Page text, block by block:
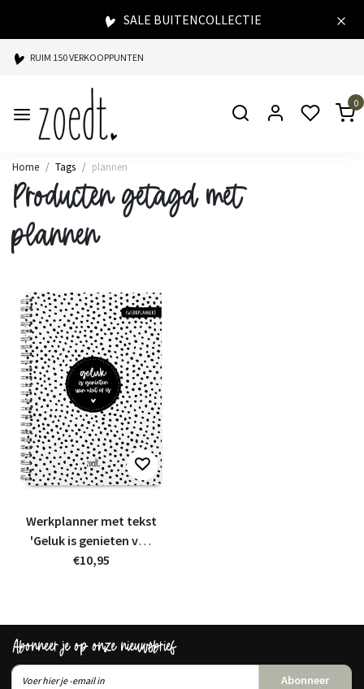
SALE BUITENCOLLECTIE
RUIM 150 VERKOOPPUNTEN
SPAARPUNTEN BIJ ELKE AANKOOP
SNELLE LEVERING
0
Home Tags plannen
Producten getagd met
plannen
Werkplanner met tekst
'Geluk is genieten van
wat er is'
€10,95
Abonneer je op onze nieuwsbrief
Abonneer